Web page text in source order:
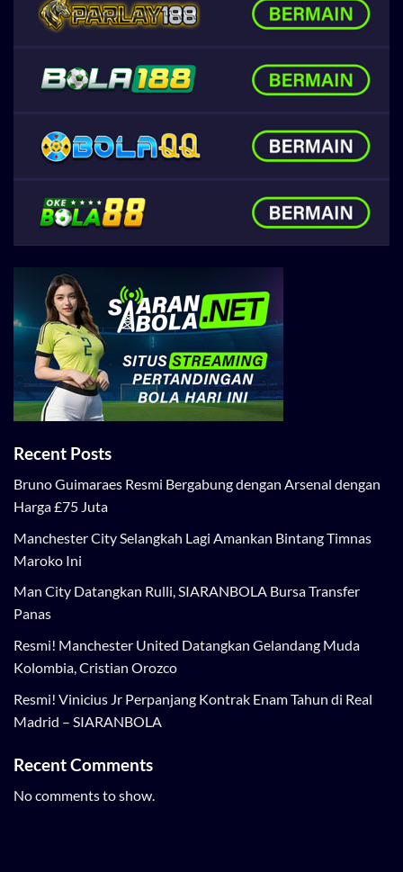
Recent Posts
Bruno Guimaraes Resmi Bergabung dengan Arsenal dengan
Harga £75 Juta
Manchester City Selangkah Lagi Amankan Bintang Timnas
Maroko Ini
Man City Datangkan Rulli, SIARANBOLA Bursa Transfer
Panas
Resmi! Manchester United Datangkan Gelandang Muda
Kolombia, Cristian Orozco
Resmi! Vinicius Jr Perpanjang Kontrak Enam Tahun di Real
Madrid – SIARANBOLA
Recent Comments
No comments to show.